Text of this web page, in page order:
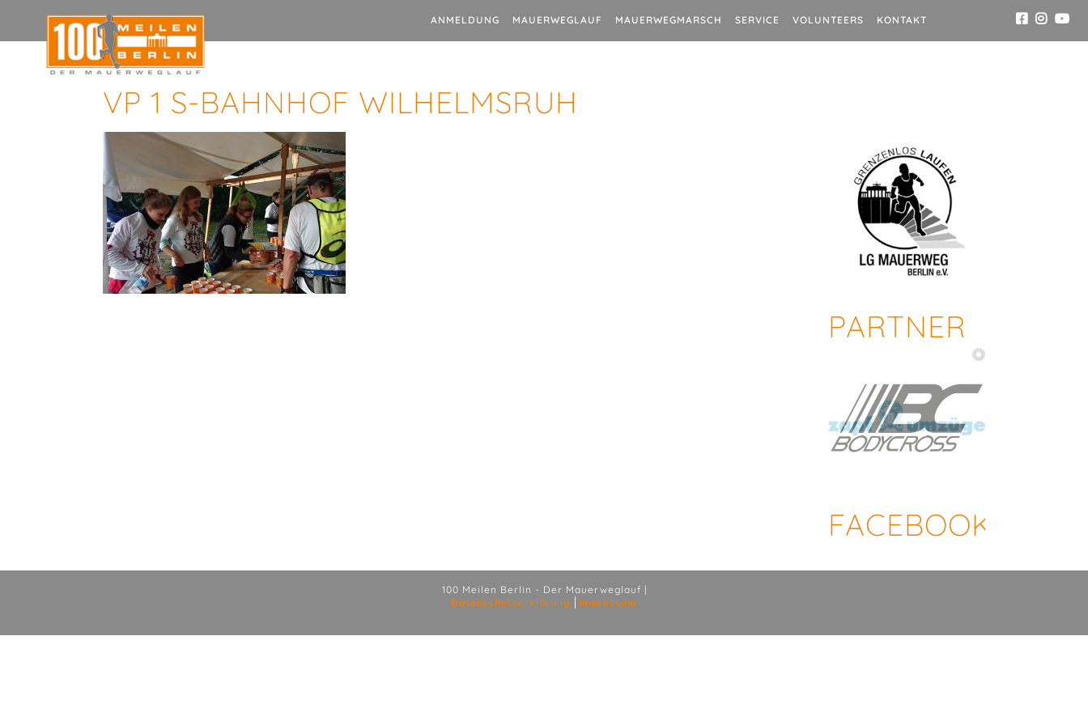
ANMELDUNG MAUERWEGLAUF MAUERWEGMARSCH SERVICE VOLUNTEERS KONTAKT
VP 1 S-BAHNHOF WILHELMSRUH
PARTNER
FACEBOOK
100 Meilen Berlin - Der Mauerweglauf |
Datenschutzerklärung
Impressum